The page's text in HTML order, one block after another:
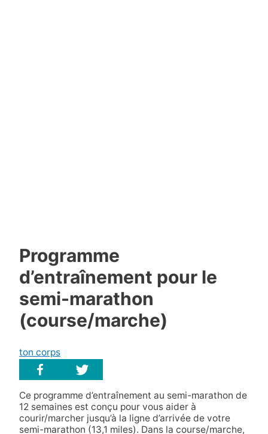
Programme
d’entraînement pour le
semi-marathon
(course/marche)
ton corps
Ce programme d’entraînement au semi-marathon de
12 semaines est conçu pour vous aider à
courir/marcher jusqu’à la ligne d’arrivée de votre
semi-marathon (13,1 miles). Dans la course/marche,